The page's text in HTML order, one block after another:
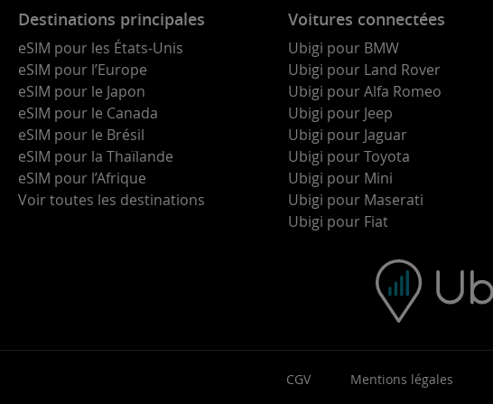
Destinations principales
eSIM pour les États-Unis
eSIM pour l’Europe
eSIM pour le Japon
eSIM pour le Canada
eSIM pour le Brésil
eSIM pour la Thaïlande
eSIM pour l’Afrique
Voir toutes les destinations
Voitures connectées
Ubigi pour BMW
Ubigi pour Land Rover
Ubigi pour Alfa Romeo
Ubigi pour Jeep
Ubigi pour Jaguar
Ubigi pour Toyota
Ubigi pour Mini
Ubigi pour Maserati
Ubigi pour Fiat
CGV Mentions légales